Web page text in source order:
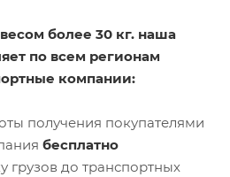
более 30 кг. наша
по всем регионам
компании:
получения покупателями
бесплатно
грузов до транспортных